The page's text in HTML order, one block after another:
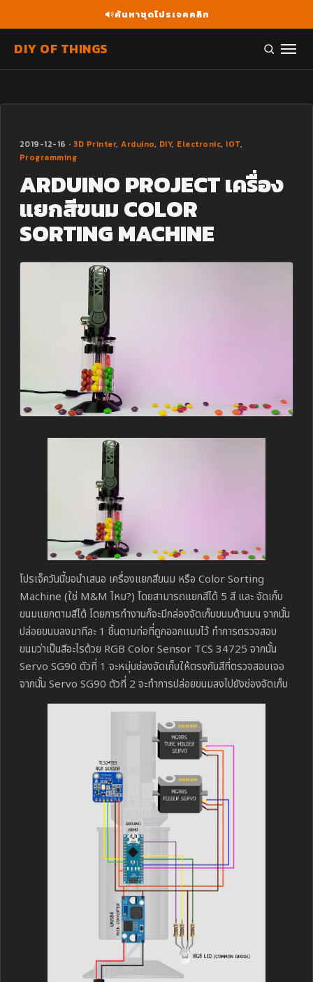
ค้นหาชุดโปรเจคคลิก
DIY OF THINGS
2019-12-16 ·3D Printer,Arduino, DIY, Electronic, IOT,
Programming
ARDUINO PROJECT เครื่อง
แยกสีขนม COLOR
SORTING MACHINE
โปรเจ็ควันนี้ขอนำเสนอ เครื่องแยกสีขนม หรือ Color Sorting
Machine (ใช่ M&M ไหม?) โดยสามารถแยกสีได้ 5 สี และ จัดเก็บ
ขนมแยกตามสีได้ โดยการทำงานก็จะมีกล่องจัดเก็บขนมด้านบน จากนั้น
ปล่อยขนมลงมาทีละ 1 ชิ้นตามท่อที่ถูกออกแบบไว้ ทำการตรวจสอบ
ขนมว่าเป็นสีอะไรด้วย RGB Color Sensor TCS 34725 จากนั้น
Servo SG90 ตัวที่ 1 จะหมุ่นช่องจัดเก็บให้ตรงกับสีที่ตรวจสอบเจอ
จากนั้น Servo SG90 ตัวที่ 2 จะทำการปล่อยขนมลงไปยังช่องจัดเก็บ